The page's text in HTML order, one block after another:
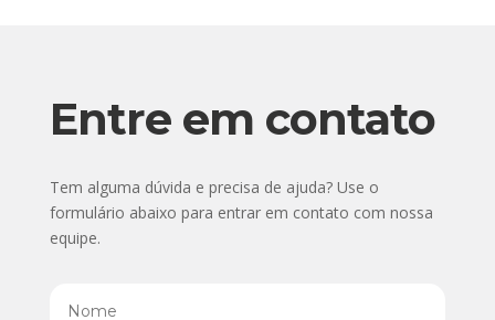
Entre em contato
Tem alguma dúvida e precisa de ajuda? Use o
formulário abaixo para entrar em contato com nossa
equipe.